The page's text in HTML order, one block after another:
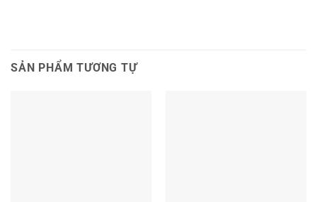
SẢN PHẨM TƯƠNG TỰ